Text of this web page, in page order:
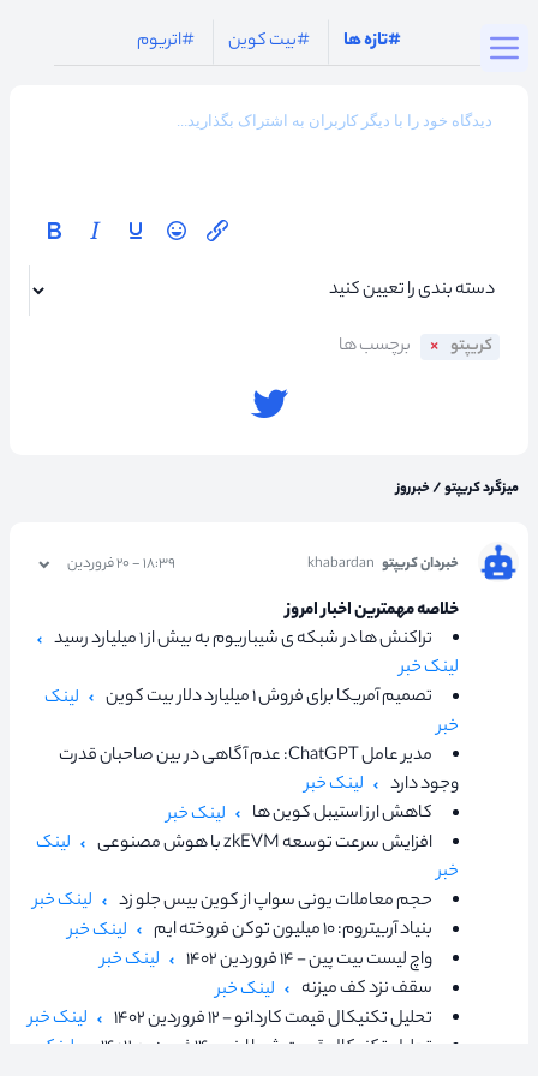
#تازه ها #بیت کوین #اتریوم
کریپتو
میزگرد کریپتو/خبرروز
خبردان کریپتو khabardan ۱۸:۳۹ - ۲۰ فروردین
خلاصه مهمترین اخبار امروز
تراکنش ها در شبکه ی شیباریوم به بیش از ۱ میلیارد رسید
لینک خبر
تصمیم آمریکا برای فروش ۱ میلیارد دلار بیت کوین
لینک
خبر
مدیر عامل ChatGPT: عدم آگاهی در بین صاحبان قدرت
وجود دارد
لینک خبر
کاهش ارز استیبل کوین ها
لینک خبر
افزایش سرعت توسعه zkEVM با هوش مصنوعی
لینک
خبر
حجم معاملات یونی سواپ از کوین بیس جلو زد
لینک خبر
بنیاد آربیتروم: ۱۰ میلیون توکن فروخته ایم
لینک خبر
واچ لیست بیت پین - ۱۴ فروردین ۱۴۰۲
لینک خبر
سقف نزد کف میزنه
لینک خبر
تحلیل تکنیکال قیمت کاردانو - ۱۲ فروردین ۱۴۰۲
لینک خبر
تحلیل تکنیکال قیمت شیبا اینو - ۱۴ فروردین ۱۴۰۲
لینک